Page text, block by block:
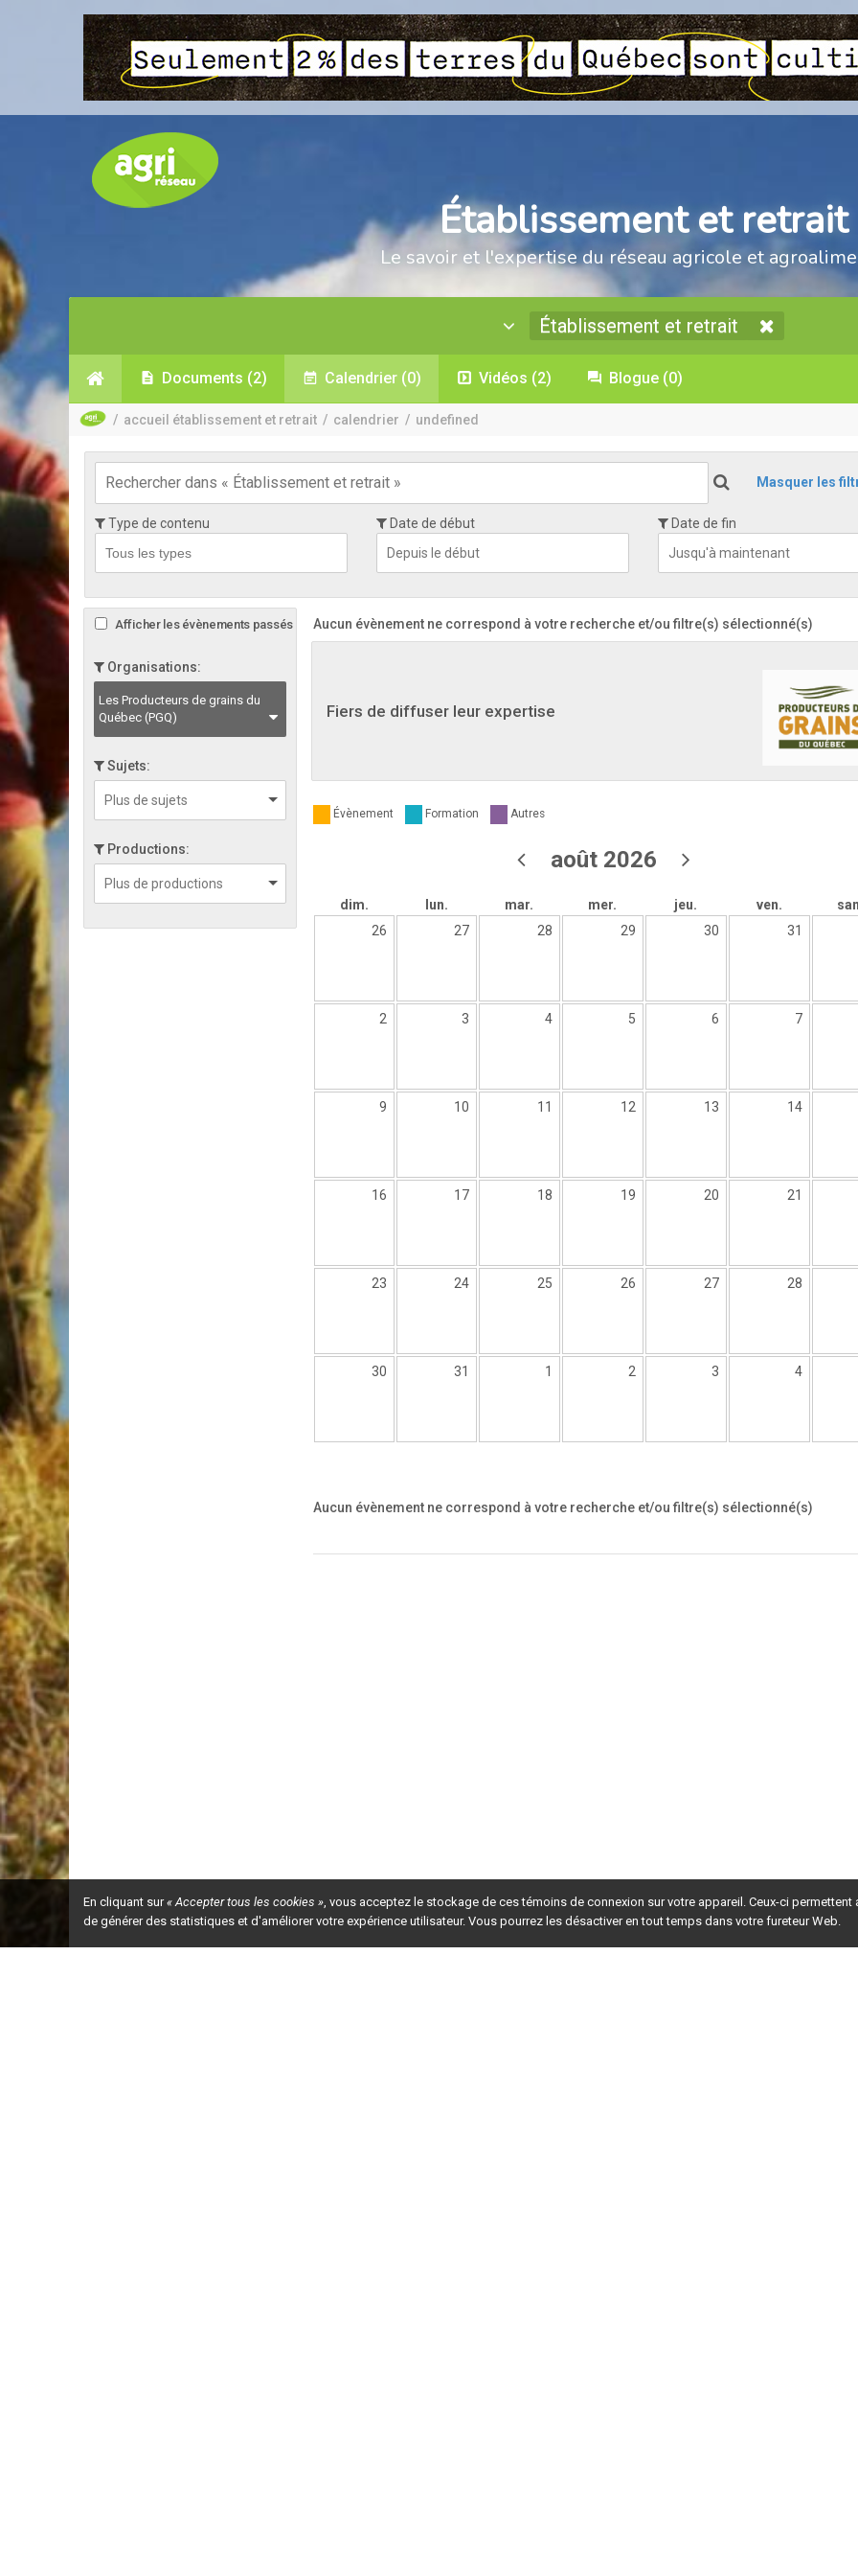
Établissement et retrait
Le savoir et l'expertise du réseau agricole et
Établissement et retrait
Documents (2) Calendrier (0) Vidéos (2) Blogue (0)
/ accueil établissement et retrait / calendrier / undefined
Masquer les
Type de contenu Date de début Date de fin
Afficher les évènements passés
Organisations:
Les Producteurs de grains du
Québec (PGQ)
Sujets:
Productions:
Aucun évènement ne correspond à votre recherche et/ou filtre(s) sélectionné(s)
Fiers de diffuser leur expertise
Évènement Formation Autres
août 2026
dim. lun. mar. mer. jeu. ven.
26
27 28 29 30 31
2 3 4 5 6 7
9 10 11 12 13 14
16 17 18 19 20 21
23 24 25 26 27 28
30 31 1 2 3 4
Aucun évènement ne correspond à votre recherche et/ou filtre(s) sélectionné(s)
En cliquant sur« Accepter tous les cookies », vous acceptez le stockage de ces témoins de connexion sur votre appareil. Ceux-ci permettent
de générer des statistiques et d'améliorer votre expérience utilisateur. Vous pourrez les désactiver en tout temps dans votre fureteur Web.